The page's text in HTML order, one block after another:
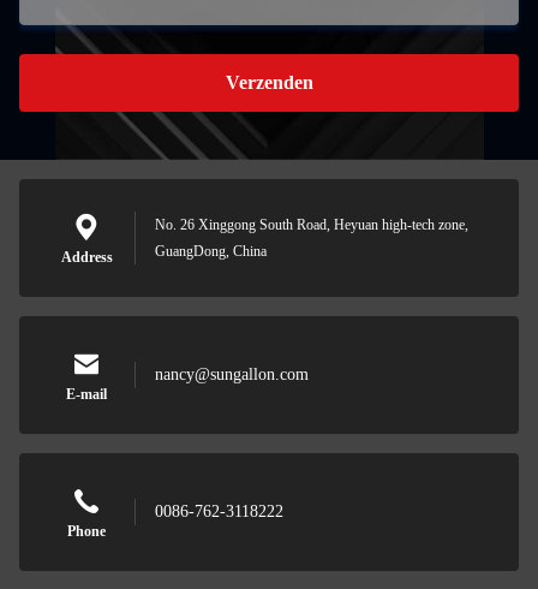
Verzenden
Address
No. 26 Xinggong South Road, Heyuan high-tech zone,
GuangDong, China
E-mail
nancy@sungallon.com
Phone
0086-762-3118222